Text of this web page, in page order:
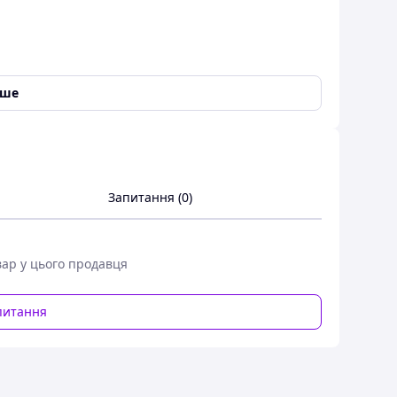
Запитання (0)
у цього продавця